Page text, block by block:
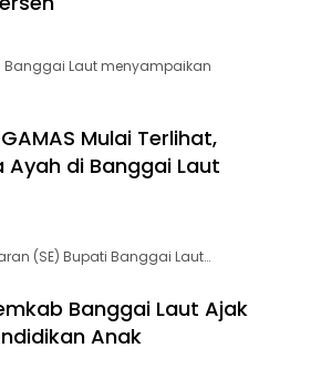
Banggai Laut menyampaikan
Mulai Terlihat,
Ayah di Banggai Laut
(SE) Bupati Banggai Laut…
Banggai Laut Ajak
Anak